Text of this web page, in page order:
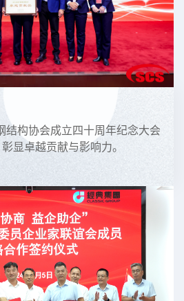
结构协会成立四十周年纪念大会
显卓越贡献与影响力。